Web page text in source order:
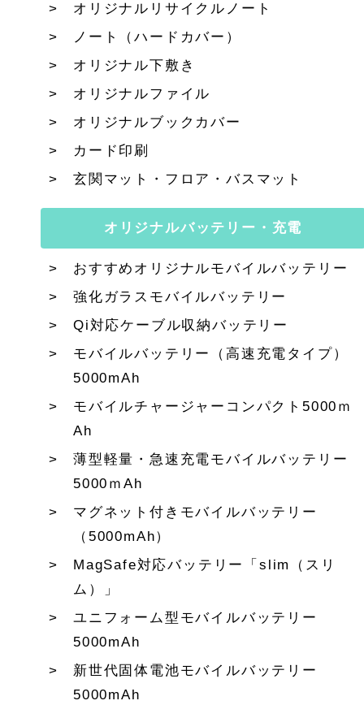
オリジナルリサイクルノート
ノート（ハードカバー）
オリジナル下敷き
オリジナルファイル
オリジナルブックカバー
カード印刷
玄関マット・フロア・バスマット
オリジナルバッテリー・充電
おすすめオリジナルモバイルバッテリー
強化ガラスモバイルバッテリー
Qi対応ケーブル収納バッテリー
モバイルバッテリー（高速充電タイプ）
5000mAh
モバイルチャージャーコンパクト5000ｍ
Ah
薄型軽量・急速充電モバイルバッテリー
5000ｍAh
マグネット付きモバイルバッテリー
（5000mAh）
MagSafe対応バッテリー「slim（スリ
ム）」
ユニフォーム型モバイルバッテリー
5000mAh
新世代固体電池モバイルバッテリー
5000mAh